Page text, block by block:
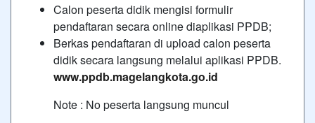
Calon peserta didik mengisi formulir
pendaftaran secara online diaplikasi PPDB;
Berkas pendaftaran di upload calon peserta
didik secara langsung melalui aplikasi PPDB.
www.ppdb.magelangkota.go.id
Note : No peserta langsung muncul